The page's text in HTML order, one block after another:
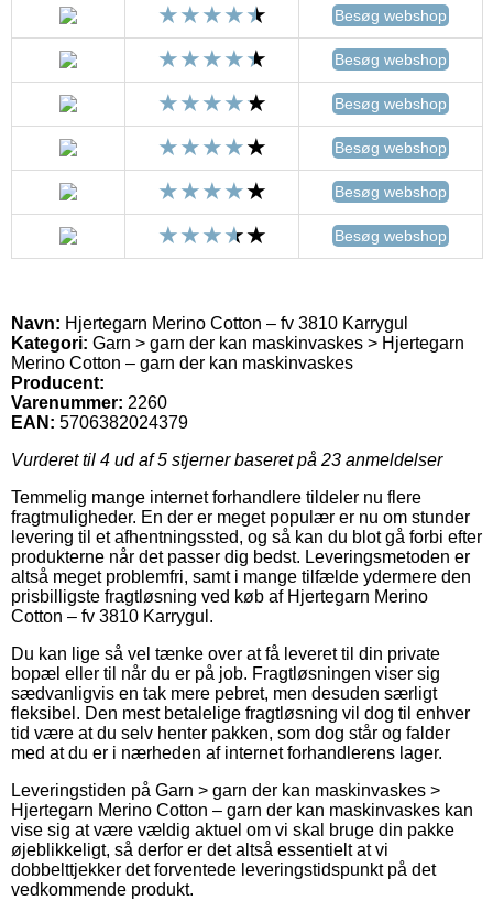
Besøg webshop
Besøg webshop
Besøg webshop
Besøg webshop
Besøg webshop
Besøg webshop
Navn: Hjertegarn Merino Cotton – fv 3810 Karrygul
Kategori: Garn > garn der kan maskinvaskes > Hjertegarn
Merino Cotton – garn der kan maskinvaskes
Producent:
Varenummer: 2260
EAN: 5706382024379
Vurderet til 4 ud af 5 stjerner baseret på 23 anmeldelser
Temmelig mange internet forhandlere tildeler nu flere
fragtmuligheder. En der er meget populær er nu om stunder
levering til et afhentningssted, og så kan du blot gå forbi efter
produkterne når det passer dig bedst. Leveringsmetoden er
altså meget problemfri, samt i mange tilfælde ydermere den
prisbilligste fragtløsning ved køb af Hjertegarn Merino
Cotton – fv 3810 Karrygul.
Du kan lige så vel tænke over at få leveret til din private
bopæl eller til når du er på job. Fragtløsningen viser sig
sædvanligvis en tak mere pebret, men desuden særligt
fleksibel. Den mest betalelige fragtløsning vil dog til enhver
tid være at du selv henter pakken, som dog står og falder
med at du er i nærheden af internet forhandlerens lager.
Leveringstiden på Garn > garn der kan maskinvaskes >
Hjertegarn Merino Cotton – garn der kan maskinvaskes kan
vise sig at være vældig aktuel om vi skal bruge din pakke
øjeblikkeligt, så derfor er det altså essentielt at vi
dobbelttjekker det forventede leveringstidspunkt på det
vedkommende produkt.